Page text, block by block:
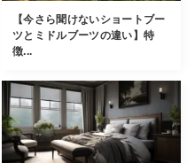
【今さら聞けないショートブー
ツとミドルブーツの違い】特
徴...